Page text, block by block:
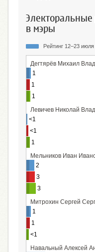
Электоральные
в мэры
Рейтинг 12–23 июля
Дегтярёв Михаил
1
1
1
Левичев Николай
<1
<1
1
Мельников Иван
2
3
3
Митрохин Сергей
1
1
<1
Навальный Алексей